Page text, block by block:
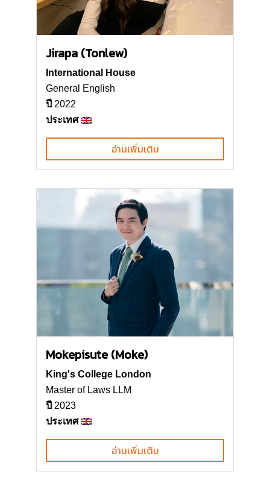
Jirapa (Tonlew)
International House
General English
ปี 2022
ประเทศ
อ่านเพิ่มเติม
Mokepisute (Moke)
King's College London
Master of Laws LLM
ปี 2023
ประเทศ
อ่านเพิ่มเติม